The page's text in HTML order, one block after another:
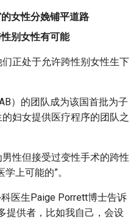
女性分娩铺平道路
别女性有可能
正处于允许跨性别女性生下
）的团队成为该国首批为子
妇女提供医疗程序的团队之
性但接受过变性手术的跨性
上可能的”。
医生Paige Porrett博士告诉
提供者，比如我自己，会设